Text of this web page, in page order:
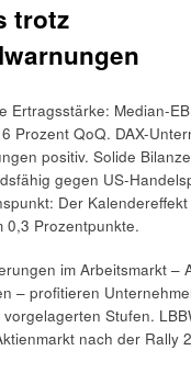
trotz
Ertragsstärke: Median-
Prozent QoQ. DAX-
positiv. Solide
gegen US-
Der
0,3 Prozentpunkte.
im Arbeitsmarkt –
– profitieren
Stufen.
nach der Rally